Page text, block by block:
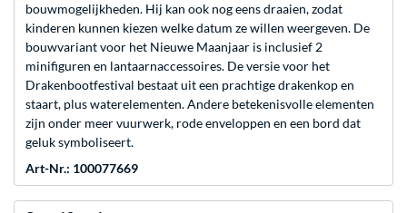
bouwmogelijkheden. Hij kan ook nog eens draaien, zodat
kinderen kunnen kiezen welke datum ze willen weergeven. De
bouwvariant voor het Nieuwe Maanjaar is inclusief 2
minifiguren en lantaarnaccessoires. De versie voor het
Drakenbootfestival bestaat uit een prachtige drakenkop en
staart, plus waterelementen. Andere betekenisvolle elementen
zijn onder meer vuurwerk, rode enveloppen en een bord dat
geluk symboliseert.
Art-Nr.: 100077669